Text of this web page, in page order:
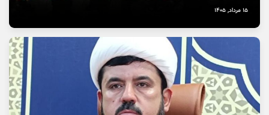
15 مرداد, 1405